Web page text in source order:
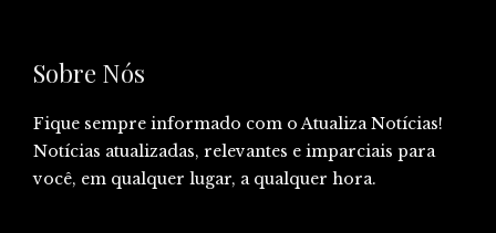
Sobre Nós
Fique sempre informado com o Atualiza Notícias!
Notícias atualizadas, relevantes e imparciais para
você, em qualquer lugar, a qualquer hora.